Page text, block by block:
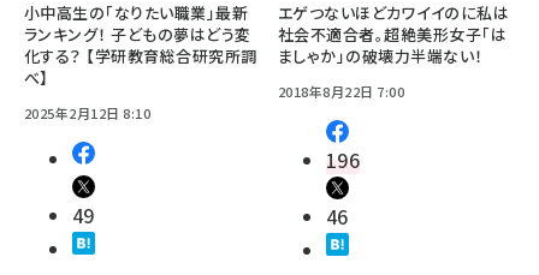
小中高生の「なりたい職業」最新
ランキング！ 子どもの夢はどう変
化する？ 【学研教育総合研究所調
べ】
2025年2月12日 8:10
49
エゲつないほどカワイイのに私は
社会不適合者。超絶美形女子「は
ましゃか」の破壊力半端ない！
2018年8月22日 7:00
196
46